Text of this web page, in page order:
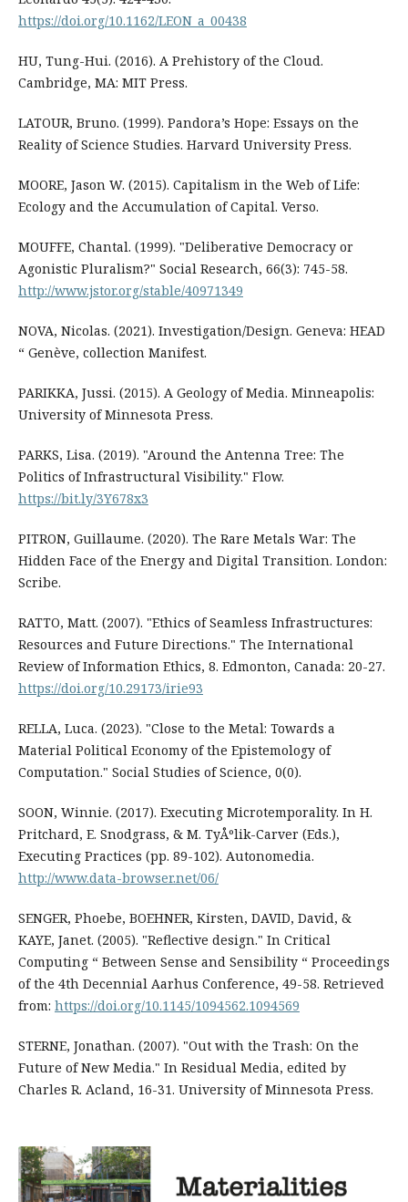
https://doi.org/10.1162/LEON_a_00438
HU, Tung-Hui. (2016). A Prehistory of the Cloud.
Cambridge, MA: MIT Press.
LATOUR, Bruno. (1999). Pandora’s Hope: Essays on the
Reality of Science Studies. Harvard University Press.
MOORE, Jason W. (2015). Capitalism in the Web of Life:
Ecology and the Accumulation of Capital. Verso.
MOUFFE, Chantal. (1999). "Deliberative Democracy or
Agonistic Pluralism?" Social Research, 66(3): 745-58.
http://www.jstor.org/stable/40971349
NOVA, Nicolas. (2021). Investigation/Design. Geneva: HEAD
“ Genève, collection Manifest.
PARIKKA, Jussi. (2015). A Geology of Media. Minneapolis:
University of Minnesota Press.
PARKS, Lisa. (2019). "Around the Antenna Tree: The
Politics of Infrastructural Visibility." Flow.
https://bit.ly/3Y678x3
PITRON, Guillaume. (2020). The Rare Metals War: The
Hidden Face of the Energy and Digital Transition. London:
Scribe.
RATTO, Matt. (2007). "Ethics of Seamless Infrastructures:
Resources and Future Directions." The International
Review of Information Ethics, 8. Edmonton, Canada: 20-27.
https://doi.org/10.29173/irie93
RELLA, Luca. (2023). "Close to the Metal: Towards a
Material Political Economy of the Epistemology of
Computation." Social Studies of Science, 0(0).
SOON, Winnie. (2017). Executing Microtemporality. In H.
Pritchard, E. Snodgrass, & M. TyÅºlik-Carver (Eds.),
Executing Practices (pp. 89-102). Autonomedia.
http://www.data-browser.net/06/
SENGER, Phoebe, BOEHNER, Kirsten, DAVID, David, &
KAYE, Janet. (2005). "Reflective design." In Critical
Computing “ Between Sense and Sensibility “ Proceedings
of the 4th Decennial Aarhus Conference, 49-58. Retrieved
from: https://doi.org/10.1145/1094562.1094569
STERNE, Jonathan. (2007). "Out with the Trash: On the
Future of New Media." In Residual Media, edited by
Charles R. Acland, 16-31. University of Minnesota Press.